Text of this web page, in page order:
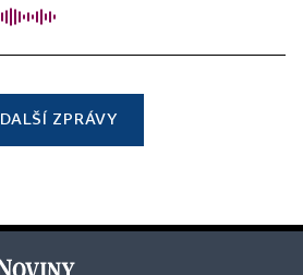
DALŠÍ ZPRÁVY